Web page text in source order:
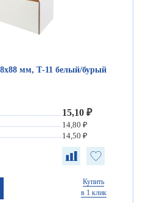
мм, Т-11 белый/бурый
15,10 ₽
14,80 ₽
14,50 ₽
Купить
в 1 клик